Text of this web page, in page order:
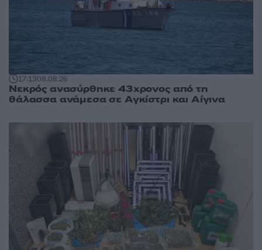
17:1308.08.26
Νεκρός ανασύρθηκε 43χρονος από τη
θάλασσα ανάμεσα σε Αγκίστρι και Αίγινα